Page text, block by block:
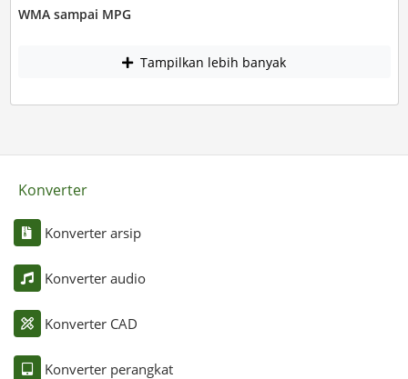
WMA sampai MPG
Tampilkan lebih banyak
Konverter
Konverter arsip
Konverter audio
Konverter CAD
Konverter perangkat